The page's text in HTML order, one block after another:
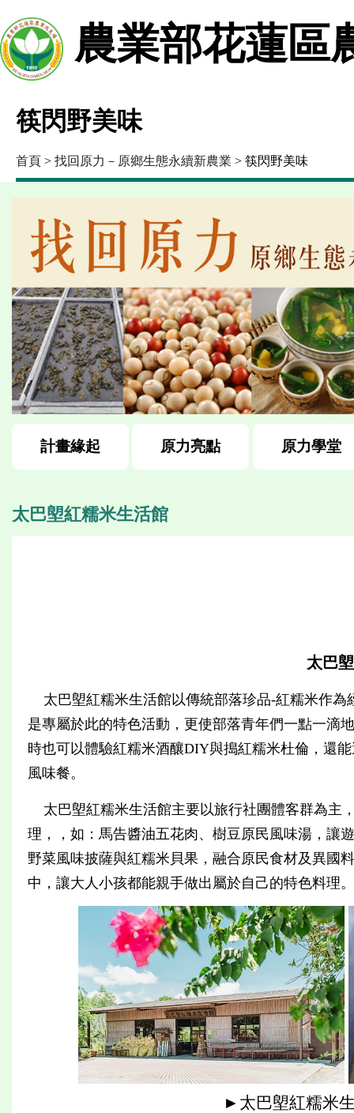
農業部花蓮區
筷閃野美味
首頁 > 找回原力－原鄉生態永續新農業 > 筷閃野美味
計畫緣起 原力亮點 原力學堂
太巴塱紅糯米生活館
太巴
太巴塱紅糯米生活館以傳統部落珍品-紅糯米作為
是專屬於此的特色活動，更使部落青年們一點一滴
時也可以體驗紅糯米酒釀DIY與搗紅糯米杜倫，還
風味餐。
太巴塱紅糯米生活館主要以旅行社團體客群為主
理，，如：馬告醬油五花肉、樹豆原民風味湯，讓
野菜風味披薩與紅糯米貝果，融合原民食材及異國
中，讓大人小孩都能親手做出屬於自己的特色料理。
►太巴塱紅糯米